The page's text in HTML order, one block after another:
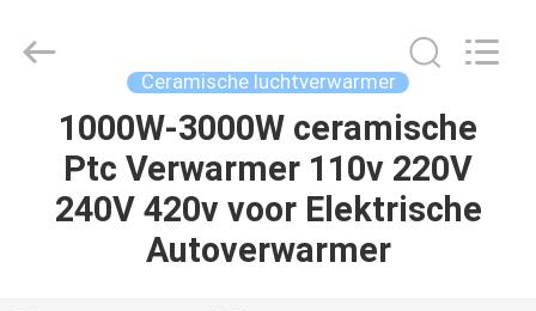
THUIS
PRODUCTEN
Ceramische luchtverwarmer
1000W-3000W ceramische
Ptc Verwarmer 110v 220V
240V 420v voor Elektrische
Autoverwarmer